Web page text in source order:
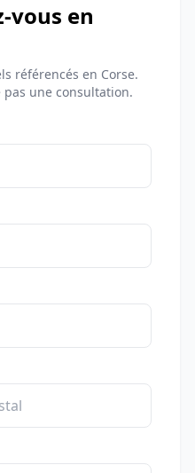
vous en
référencés en Corse.
une consultation.